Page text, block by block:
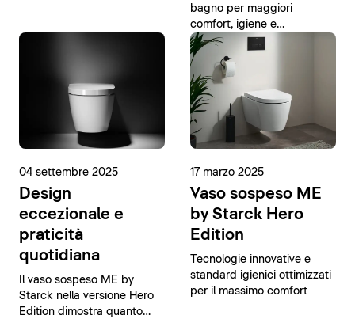
bagno per maggiori
comfort, igiene e
sostenibilità
04 settembre 2025
Design
eccezionale e
praticità
quotidiana
Il vaso sospeso ME by
Starck nella versione Hero
Edition dimostra quanto
17 marzo 2025
Vaso sospeso ME
by Starck Hero
Edition
Tecnologie innovative e
standard igienici ottimizzati
per il massimo comfort